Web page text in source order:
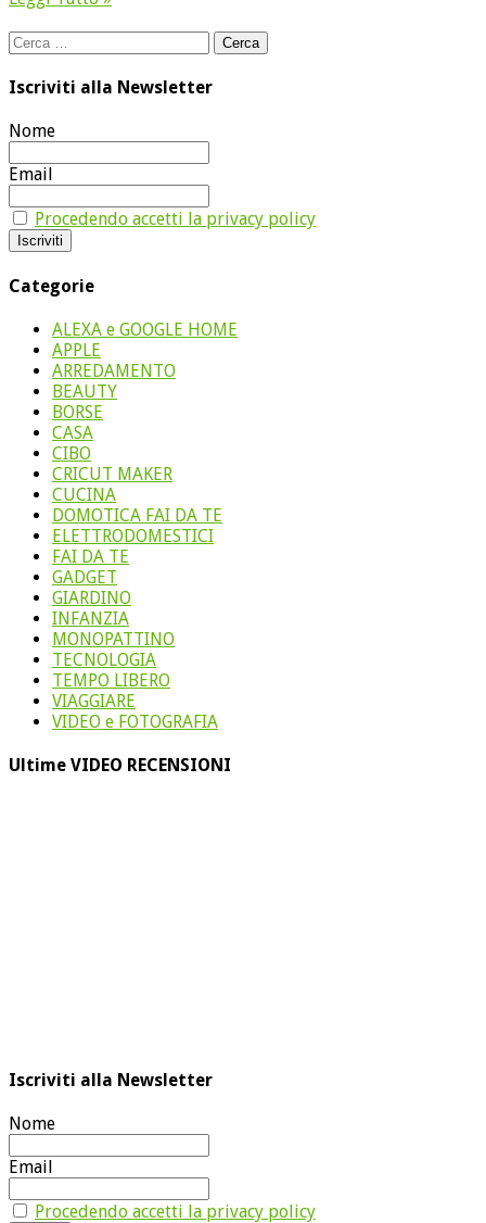
Ricerca
per:
Iscriviti alla Newsletter
Nome
Email
Procedendo accetti la privacy policy
Categorie
ALEXA e GOOGLE HOME
APPLE
ARREDAMENTO
BEAUTY
BORSE
CASA
CIBO
CRICUT MAKER
CUCINA
DOMOTICA FAI DA TE
ELETTRODOMESTICI
FAI DA TE
GADGET
GIARDINO
INFANZIA
MONOPATTINO
TECNOLOGIA
TEMPO LIBERO
VIAGGIARE
VIDEO e FOTOGRAFIA
Ultime VIDEO RECENSIONI
Iscriviti alla Newsletter
Nome
Email
Procedendo accetti la privacy policy